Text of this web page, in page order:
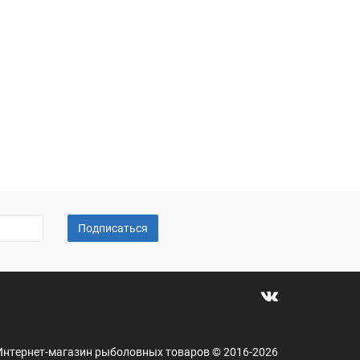
Подписаться
магазин рыболовных товаров © 2016-2026